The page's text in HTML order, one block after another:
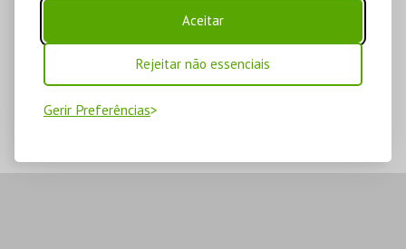
Aceitar
Rejeitar não essenciais
Gerir Preferências